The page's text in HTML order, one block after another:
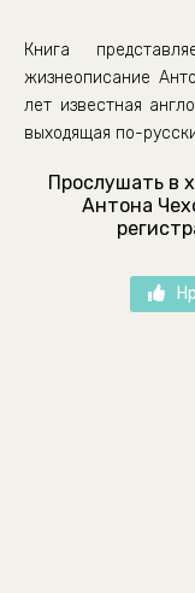
Книга
жизнеописание
лет известная
выходящая по-
Прослушать в
Антона